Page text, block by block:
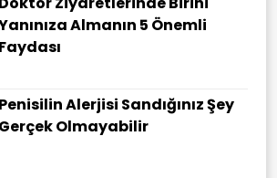
Almanın 5 Önemli
Faydası
Penisilin Alerjisi Sandığınız Şey
Gerçek Olmayabilir